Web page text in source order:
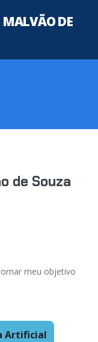
MALVÃO DE
de Souza
meu objetivo
Artificial